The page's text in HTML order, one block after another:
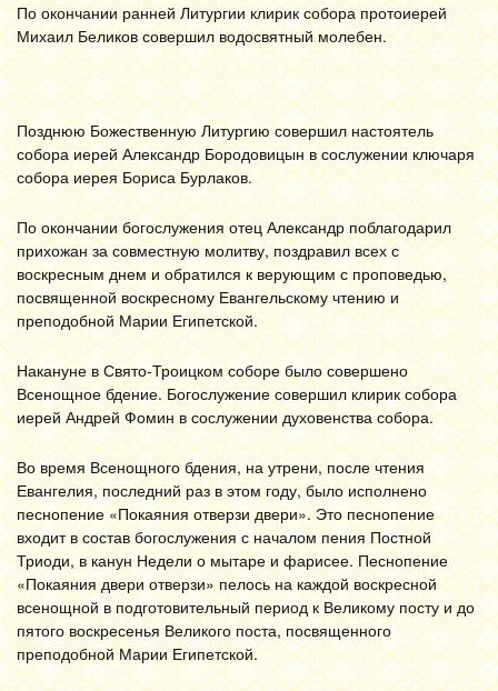
По окончании ранней Литургии клирик собора протоиерей
Михаил Беликов совершил водосвятный молебен.
Позднюю Божественную Литургию совершил настоятель
собора иерей Александр Бородовицын в сослужении ключаря
собора иерея Бориса Бурлаков.
По окончании богослужения отец Александр поблагодарил
прихожан за совместную молитву, поздравил всех с
воскресным днем и обратился к верующим с проповедью,
посвященной воскресному Евангельскому чтению и
преподобной Марии Египетской.
Накануне в Свято-Троицком соборе было совершено
Всенощное бдение. Богослужение совершил клирик собора
иерей Андрей Фомин в сослужении духовенства собора.
Во время Всенощного бдения, на утрени, после чтения
Евангелия, последний раз в этом году, было исполнено
песнопение «Покаяния отверзи двери». Это песнопение
входит в состав богослужения с началом пения Постной
Триоди, в канун Недели о мытаре и фарисее. Песнопение
«Покаяния двери отверзи» пелось на каждой воскресной
всенощной в подготовительный период к Великому посту и до
пятого воскресенья Великого поста, посвященного
преподобной Марии Египетской.